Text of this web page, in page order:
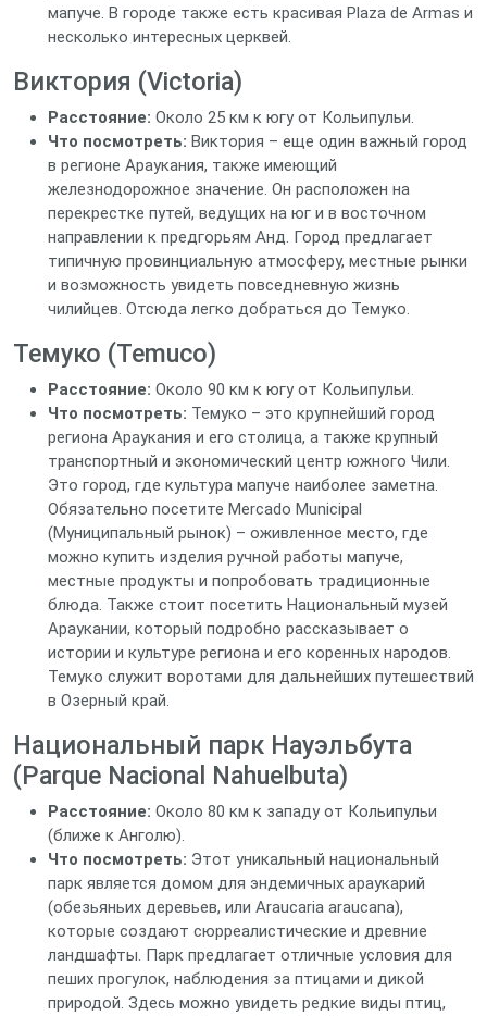
мапуче. В городе также есть красивая Plaza de Armas и
несколько интересных церквей.
Виктория (Victoria)
Расстояние: Около 25 км к югу от Кольипульи.
Что посмотреть: Виктория – еще один важный город
в регионе Араукания, также имеющий
железнодорожное значение. Он расположен на
перекрестке путей, ведущих на юг и в восточном
направлении к предгорьям Анд. Город предлагает
типичную провинциальную атмосферу, местные рынки
и возможность увидеть повседневную жизнь
чилийцев. Отсюда легко добраться до Темуко.
Темуко (Temuco)
Расстояние: Около 90 км к югу от Кольипульи.
Что посмотреть: Темуко – это крупнейший город
региона Араукания и его столица, а также крупный
транспортный и экономический центр южного Чили.
Это город, где культура мапуче наиболее заметна.
Обязательно посетите Mercado Municipal
(Муниципальный рынок) – оживленное место, где
можно купить изделия ручной работы мапуче,
местные продукты и попробовать традиционные
блюда. Также стоит посетить Национальный музей
Араукании, который подробно рассказывает о
истории и культуре региона и его коренных народов.
Темуко служит воротами для дальнейших путешествий
в Озерный край.
Национальный парк Науэльбута
(Parque Nacional Nahuelbuta)
Расстояние: Около 80 км к западу от Кольипульи
(ближе к Анголю).
Что посмотреть: Этот уникальный национальный
парк является домом для эндемичных араукарий
(обезьяньих деревьев, или Araucaria araucana),
которые создают сюрреалистические и древние
ландшафты. Парк предлагает отличные условия для
пеших прогулок, наблюдения за птицами и дикой
природой. Здесь можно увидеть редкие виды птиц,